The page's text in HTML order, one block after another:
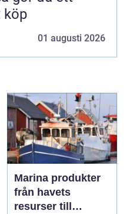
köp
01 augusti 2026
Marina produkter
från havets
resurser till